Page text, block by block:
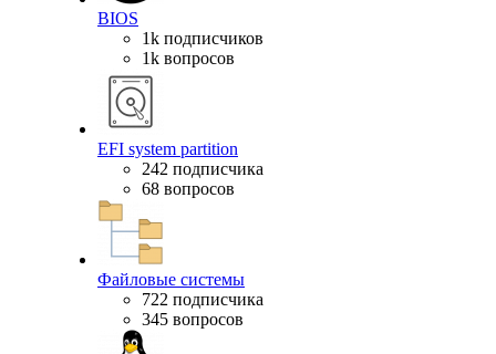
BIOS
1k подписчиков
1k вопросов
EFI system partition
242 подписчика
68 вопросов
Файловые системы
722 подписчика
345 вопросов